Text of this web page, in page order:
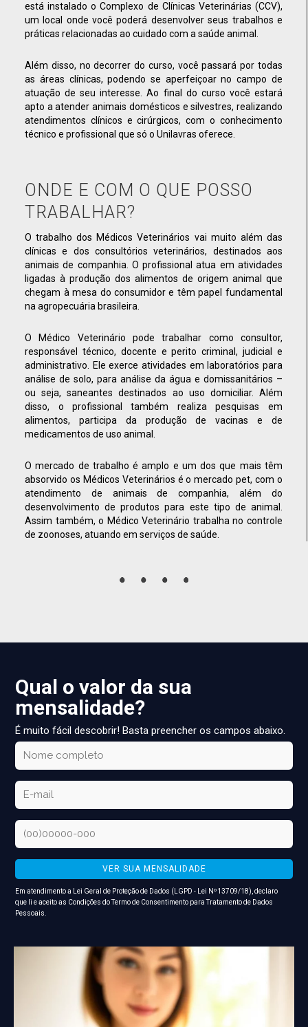
está instalado o Complexo de Clínicas Veterinárias (CCV),
um local onde você poderá desenvolver seus trabalhos e
práticas relacionadas ao cuidado com a saúde animal.
Além disso, no decorrer do curso, você passará por todas
as áreas clínicas, podendo se aperfeiçoar no campo de
atuação de seu interesse. Ao final do curso você estará
apto a atender animais domésticos e silvestres, realizando
atendimentos clínicos e cirúrgicos, com o conhecimento
técnico e profissional que só o Unilavras oferece.
ONDE E COM O QUE POSSO
TRABALHAR?
O trabalho dos Médicos Veterinários vai muito além das
clínicas e dos consultórios veterinários, destinados aos
animais de companhia. O profissional atua em atividades
ligadas à produção dos alimentos de origem animal que
chegam à mesa do consumidor e têm papel fundamental
na agropecuária brasileira.
O Médico Veterinário pode trabalhar como consultor,
responsável técnico, docente e perito criminal, judicial e
administrativo. Ele exerce atividades em laboratórios para
análise de solo, para análise da água e domissanitários –
ou seja, saneantes destinados ao uso domiciliar. Além
disso, o profissional também realiza pesquisas em
alimentos, participa da produção de vacinas e de
medicamentos de uso animal.
O mercado de trabalho é amplo e um dos que mais têm
absorvido os Médicos Veterinários é o mercado pet, com o
atendimento de animais de companhia, além do
desenvolvimento de produtos para este tipo de animal.
Assim também, o Médico Veterinário trabalha no controle
de zoonoses, atuando em serviços de saúde.
Qual o valor da sua
mensalidade?
É muito fácil descobrir! Basta preencher os campos abaixo.
VER SUA MENSALIDADE
Em atendimento a Lei Geral de Proteção de Dados (LGPD - Lei Nº13709/18), declaro
que li e aceito as Condições do
Termo de Consentimento para Tratamento de Dados
Pessoais.